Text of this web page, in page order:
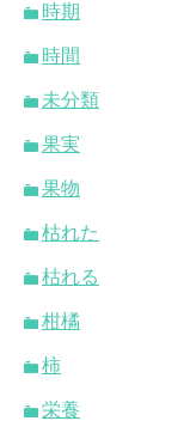
時期
時間
未分類
果実
果物
枯れた
枯れる
柑橘
柿
栄養